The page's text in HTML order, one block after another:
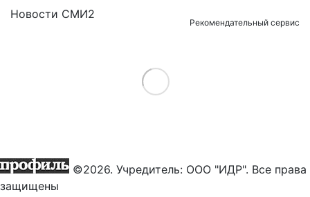
Новости СМИ2
Рекомендательный сервис
Load More
©2026. Учредитель: ООО "ИДР". Все права
защищены